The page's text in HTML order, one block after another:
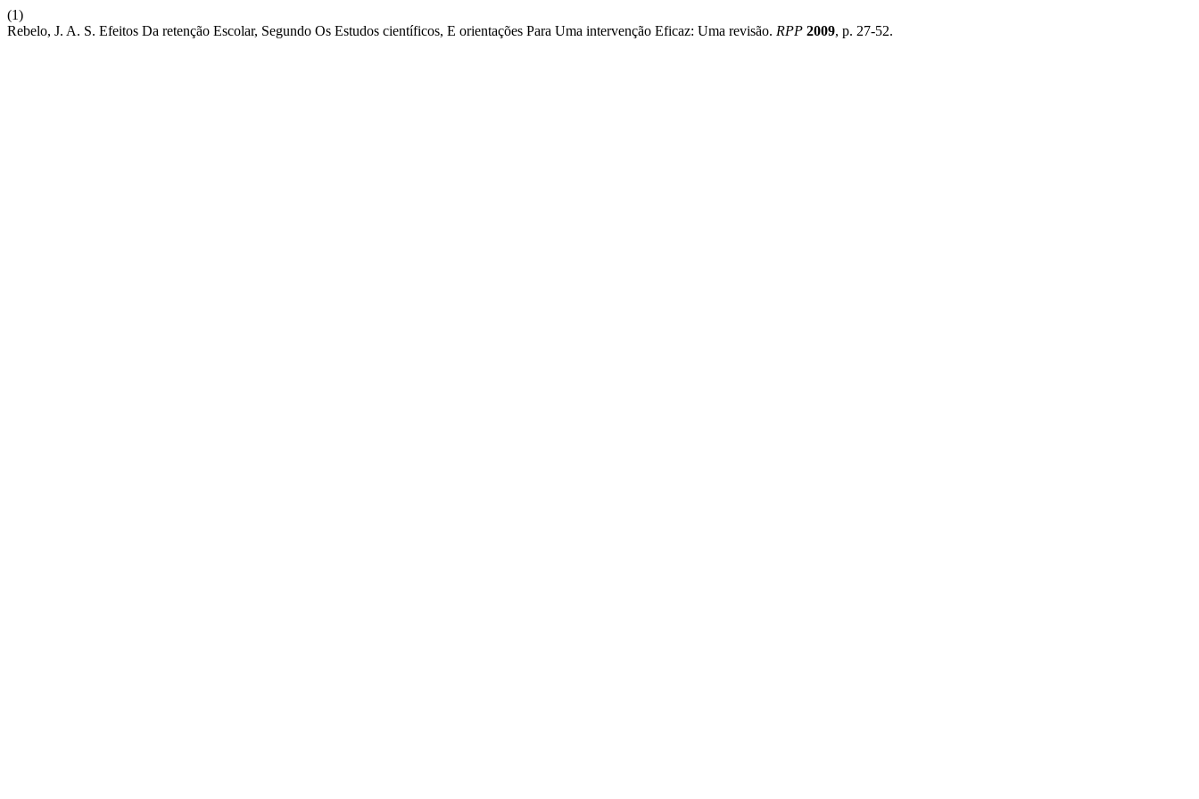
(1)
Rebelo, J. A. S. Efeitos Da retenção Escolar, Segundo Os Estudos científicos, E orientações Para Uma intervenção Eficaz: Uma revisão. RPP 2009, p. 27-52.